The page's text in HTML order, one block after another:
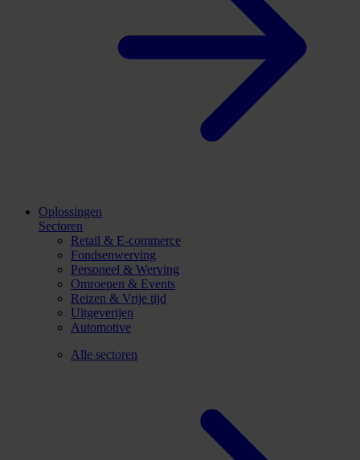
Oplossingen
Sectoren
Retail & E-commerce
Fondsenwerving
Personeel & Werving
Omroepen & Events
Reizen & Vrije tijd
Uitgeverijen
Automotive
Alle sectoren